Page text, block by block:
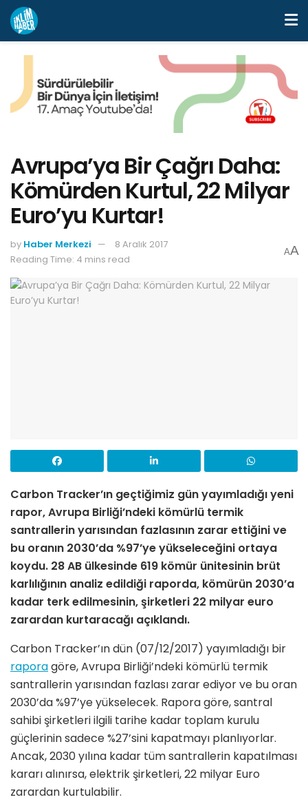
Avrupa’ya Bir Çağrı Daha:
Kömürden Kurtul, 22 Milyar
Euro’yu Kurtar!
by Haber Merkezi
8 Aralık 2017
Reading Time: 4 mins read
AA
Carbon Tracker’ın geçtiğimiz gün yayımladığı yeni
rapor, Avrupa Birliği’ndeki kömürlü termik
santrallerin yarısından fazlasının zarar ettiğini ve
bu oranın 2030’da %97’ye yükseleceğini ortaya
koydu. 28 AB ülkesinde 619 kömür ünitesinin brüt
karlılığının analiz edildiği raporda, kömürün 2030’a
kadar terk edilmesinin, şirketleri 22 milyar euro
zarardan kurtaracağı açıklandı.
Carbon Tracker’ın dün (07/12/2017) yayımladığı bir
raporagöre, Avrupa Birliği’ndeki kömürlü termik
santrallerin yarısından fazlası zarar ediyor ve bu oran
2030’da %97’ye yükselecek. Rapora göre, santral
sahibi şirketleri ilgili tarihe kadar toplam kurulu
güçlerinin sadece %27’sini kapatmayı planlıyorlar.
Ancak, 2030 yılına kadar tüm santrallerin kapatılması
kararı alınırsa, elektrik şirketleri, 22 milyar Euro
zarardan kurtulabilir.